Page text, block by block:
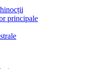
principale